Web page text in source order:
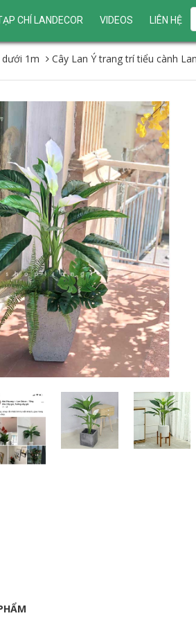
CHÍ LANDECOR VIDEOS LIÊN HỆ
dưới 1m Cây Lan Ý trang trí tiểu cành